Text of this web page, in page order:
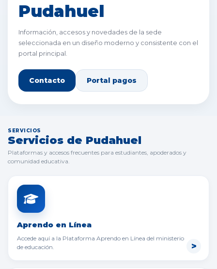
Pudahuel
Información, accesos y novedades de la sede
seleccionada en un diseño moderno y consistente con el
portal principal.
Contacto Portal pagos
SERVICIOS
Servicios de Pudahuel
Plataformas y accesos frecuentes para estudiantes, apoderados y
comunidad educativa.
Aprendo en Línea
Accede aquí a la Plataforma Aprendo en Línea del ministerio
de educación.